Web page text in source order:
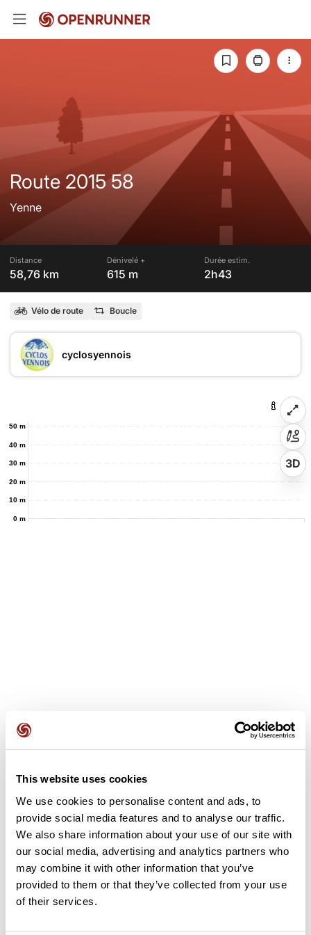
This website uses cookies
We use cookies to personalise content and ads, to
provide social media features and to analyse our traffic.
We also share information about your use of our site with
our social media, advertising and analytics partners who
may combine it with other information that you’ve
provided to them or that they’ve collected from your use
of their services.
Route 2015 58
Yenne
Distance
58,76 km
Dénivelé +
615 m
Durée estim.
2h43
Vélo de route Boucle
cyclosyennois
0 m
10 m
20 m
30 m
40 m
50 m
3D
Ajouter un avis
Découvrez ce parcours de vélo de 58,8 km à proximité de